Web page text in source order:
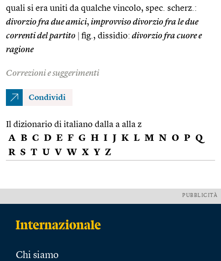
quali si era uniti da qualche vincolo, spec. scherz.:
divorzio fra due amici, improvviso divorzio fra le due
correnti del partito
fig., dissidio: divorzio fra cuore e
ragione
Correzioni e suggerimenti
Condividi
Il dizionario di italiano dalla a alla z
A B C D E F G H I J K L M N O P Q
R S T U V W X Y Z
PUBBLICITÀ
Chi siamo